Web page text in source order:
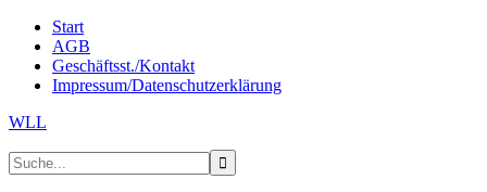
Start
AGB
Geschäftsst./Kontakt
Impressum/Datenschutzerklärung
WLL